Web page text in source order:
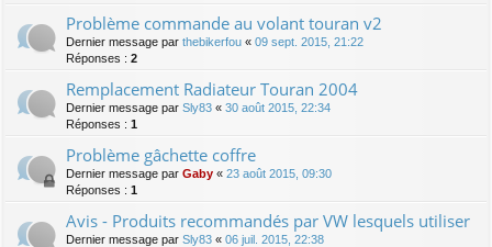
Problème commande au volant touran v2
Dernier message par thebikerfou « 09 sept. 2015, 21:22
Réponses : 2
Remplacement Radiateur Touran 2004
Dernier message par Sly83 « 30 août 2015, 22:34
Réponses : 1
Problème gâchette coffre
Dernier message par Gaby « 23 août 2015, 09:30
Réponses : 1
Avis - Produits recommandés par VW lesquels utiliser
Dernier message par Sly83 « 06 juil. 2015, 22:38